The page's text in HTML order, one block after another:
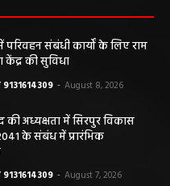
परिवहन संबंधी कार्यों के लिए राम
केंद्र की सुविधा
- August 8, 2026
अध्यक्षता में सिरपुर विकास
के संबंध में प्रारंभिक
- August 7, 2026